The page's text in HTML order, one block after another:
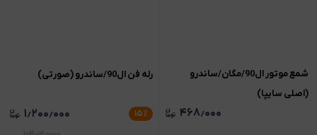
شمع موتور ال90/مگان/ساندرو
(اصلی سایپا)
۴۶۸٫۰۰۰
رله فن ال90/ساندرو (صورتی)
۱۵٪ ۱٫۲۰۰٫۰۰۰